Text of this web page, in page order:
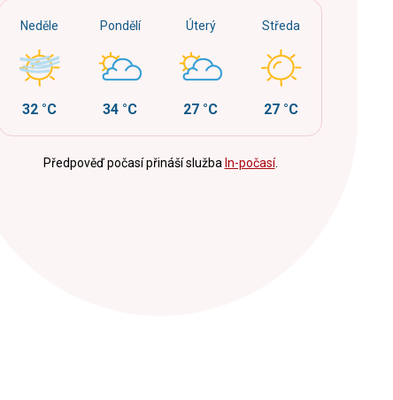
Neděle
32 °C
Pondělí
34 °C
Úterý
27 °C
Středa
27 °C
Předpověď počasí přináší služba In-počasí.